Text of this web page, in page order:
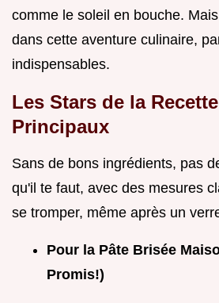
comme le soleil en bouche.
dans cette aventure culinaire,
indispensables.
Les Stars de la
Principaux
Sans de bons ingrédients, pas
qu'il te faut, avec des mesures
se tromper, même après un
Pour la Pâte Brisée
Promis!)